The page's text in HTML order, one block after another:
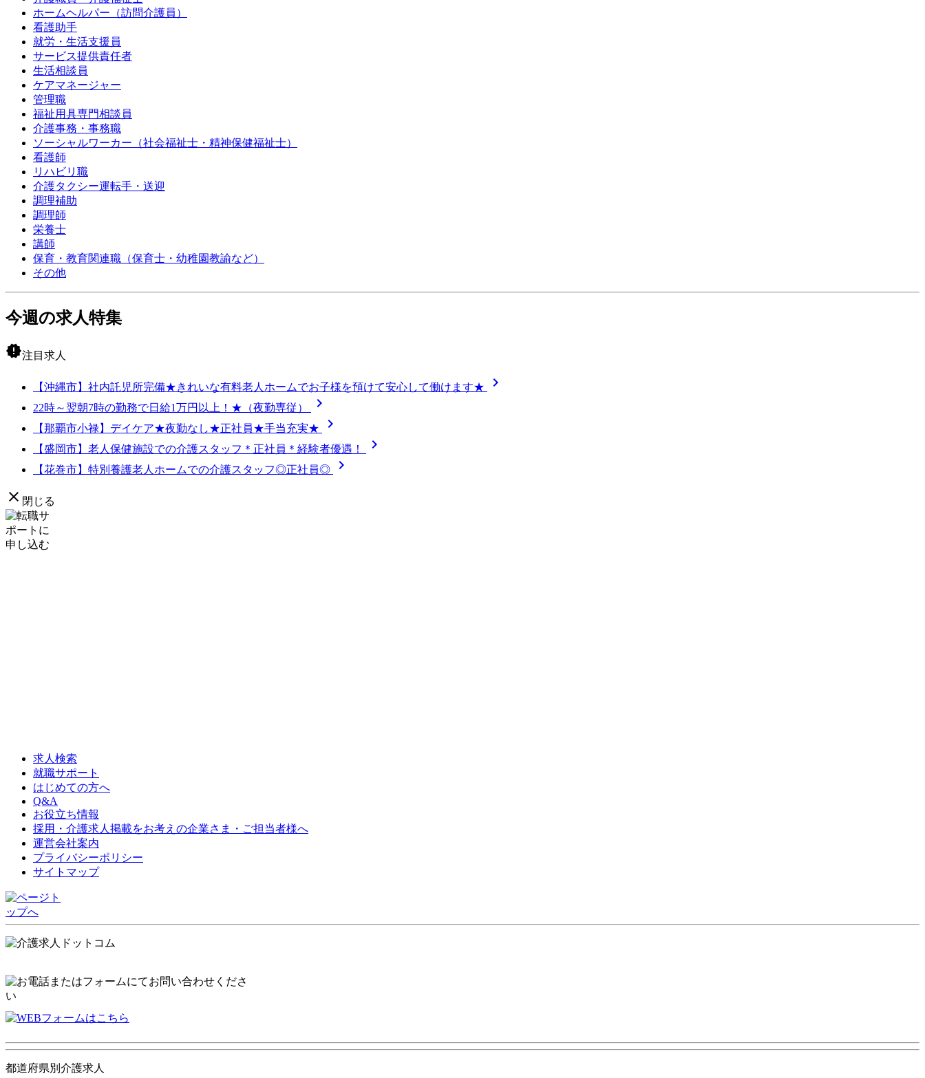
ホームヘルパー（訪問介護員）
看護助手
就労・生活支援員
サービス提供責任者
生活相談員
ケアマネージャー
管理職
福祉用具専門相談員
介護事務・事務職
ソーシャルワーカー（社会福祉士・精神保健福祉士）
看護師
リハビリ職
介護タクシー運転手・送迎
調理補助
調理師
栄養士
講師
保育・教育関連職（保育士・幼稚園教諭など）
その他
今週の求人特集
new_releases注目求人
【沖縄市】社内託児所完備★きれいな有料老人ホームでお子様を預けて安心して働けます★ chevron_right
22時～翌朝7時の勤務で日給1万円以上！★（夜勤専従） chevron_right
【那覇市小禄】デイケア★夜勤なし★正社員★手当充実★ chevron_right
【盛岡市】老人保健施設での介護スタッフ＊正社員＊経験者優遇！ chevron_right
【花巻市】特別養護老人ホームでの介護スタッフ◎正社員◎
chevron_right
close 閉じる
求人検索
就職サポート
はじめての方へ
Q&A
お役立ち情報
採用・介護求人掲載をお考えの企業さま・ご担当者様へ
運営会社案内
プライバシーポリシー
サイトマップ
都道府県別介護求人